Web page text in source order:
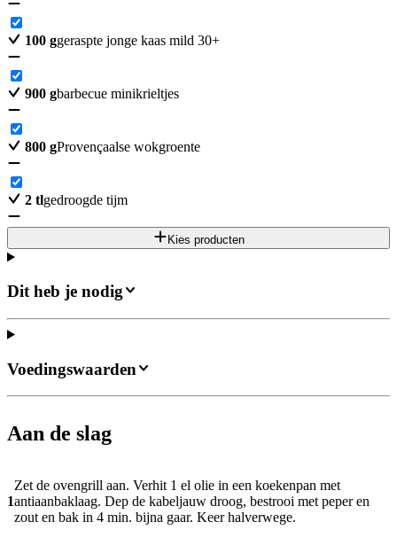
100 ggeraspte jonge kaas mild 30+
900 gbarbecue minikrieltjes
800 gProvençaalse wokgroente
2 tlgedroogde tijm
Kies producten
Dit heb je nodig
Aan de slag
1
Zet de ovengrill aan. Verhit 1 el olie in een koekenpan met
antiaanbaklaag. Dep de kabeljauw droog, bestrooi met peper en
zout en bak in 4 min. bijna gaar. Keer halverwege.
Voedingswaarden